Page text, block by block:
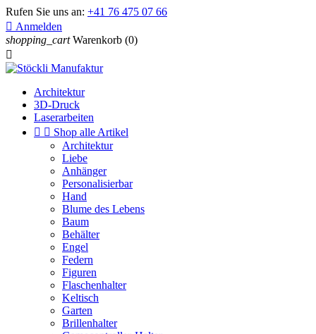
Rufen Sie uns an: +41 76 475 07 66
 Anmelden
shopping_cart Warenkorb (0)

Architektur
3D-Druck
Laserarbeiten
  Shop alle Artikel
Architektur
Liebe
Anhänger
Personalisierbar
Hand
Blume des Lebens
Baum
Behälter
Engel
Federn
Figuren
Flaschenhalter
Keltisch
Garten
Brillenhalter